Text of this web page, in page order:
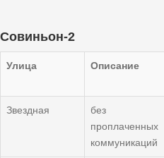
Совиньон-2
Улица Описание
Звездная
без
проплаченных
коммуникаций